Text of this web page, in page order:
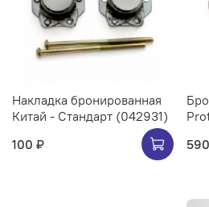
Накладка бронированная
Китай - Стандарт (042931)
100 ₽